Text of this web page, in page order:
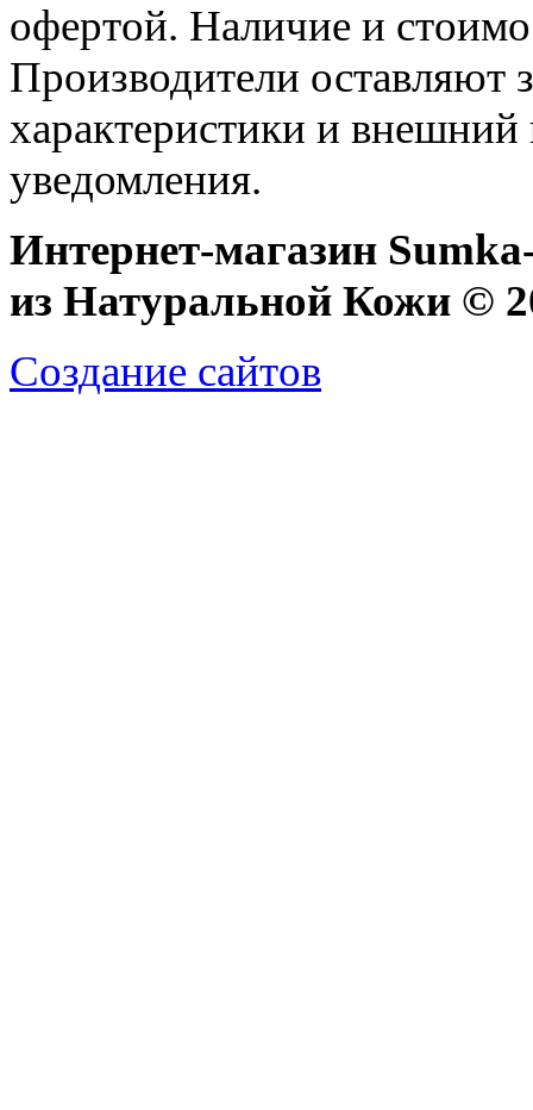
офертой. Наличие и
Производители оставляют
характеристики и внешний
уведомления.
Интернет-магазин
из Натуральной Кожи ©
Создание сайтов